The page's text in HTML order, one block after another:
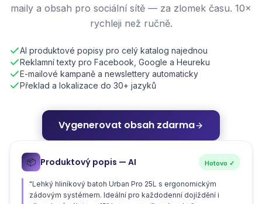
maily a obsah pro sociální sítě — za zlomek času. 10×
rychleji než ručně.
AI produktové popisy pro celý katalog najednou
Reklamní texty pro Facebook, Google a Heureku
E-mailové kampaně a newslettery automaticky
Překlad a lokalizace do 30+ jazyků
Vygenerovat obsah zdarma
📦 Produktový popis — AI Hotovo ✓
"Lehký hliníkový batoh Urban Pro 25L s ergonomickým
zádovým systémem. Ideální pro každodenní dojíždění i